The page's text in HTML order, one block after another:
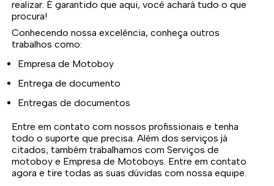
realizar. É garantido que aqui, você achará tudo o que
procura!
Conhecendo nossa excelência, conheça outros
trabalhos como:
Empresa de Motoboy
Entrega de documento
Entregas de documentos
Entre em contato com nossos profissionais e tenha
todo o suporte que precisa. Além dos serviços já
citados, também trabalhamos com Serviços de
motoboy e Empresa de Motoboys. Entre em contato
agora e tire todas as suas dúvidas com nossa equipe.